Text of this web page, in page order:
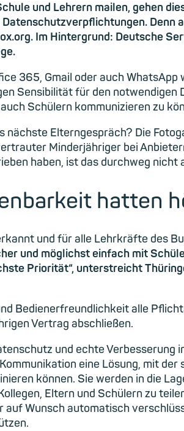
und Lehrern mailen, gehen
Denn
Im Hintergrund: Deutsche
365, Gmail oder auch
Sensibilität für den notwendigen
Schülern kommunizieren zu
Elterngespräch? Die
Minderjähriger bei
haben, ist das durchweg nicht
hatten
und für alle Lehrkräfte des
und möglichst einfach mit
Priorität“, unterstreicht
Bedienerfreundlichkeit alle
Vertrag abschließen.
und echte Verbesserung
eine Lösung, mit der
können. Sie werden in die
Eltern und Schülern zu
Wunsch automatisch